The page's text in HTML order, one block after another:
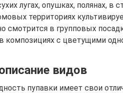
лугах, опушках, полянах, в
территориях
смотрится в групповых
композициях с цветущими
видов
пупавки имеет свои